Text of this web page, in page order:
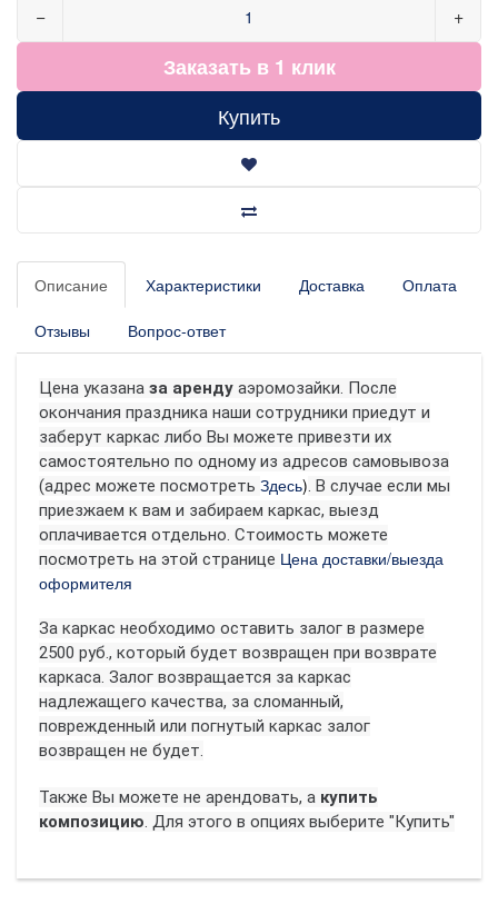
− +
Заказать в 1 клик
Купить
Описание Характеристики Доставка Оплата
Отзывы Вопрос-ответ
Цена указана за аренду аэромозайки. После
окончания праздника наши сотрудники приедут и
заберут каркас либо Вы можете привезти их
самостоятельно по одному из адресов самовывоза
(адрес можете посмотреть Здесь). В случае если мы
приезжаем к вам и забираем каркас, выезд
оплачивается отдельно. Стоимость можете
посмотреть на этой странице Цена доставки/выезда
оформителя
За каркас необходимо оставить залог в размере
2500 руб., который будет возвращен при возврате
каркаса. Залог возвращается за каркас
надлежащего качества, за сломанный,
поврежденный или погнутый каркас залог
возвращен не будет.
Также Вы можете не арендовать, а купить
композицию. Для этого в опциях выберите "Купить"